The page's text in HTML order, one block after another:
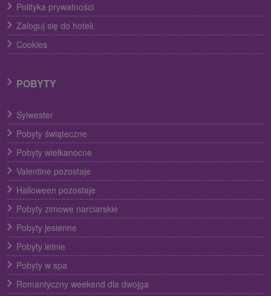
Polityka prywatności
Zaloguj się do hoteli
Cookies
POBYTY
Sylwester
Pobyty świąteczne
Pobyty wielkanocne
Valentine pozostaje
Halloween pozostaje
Pobyty zimowe narciarskie
Pobyty jesienne
Pobyty letnie
Pobyty w spa
Romantyczny weekend dla dwojga